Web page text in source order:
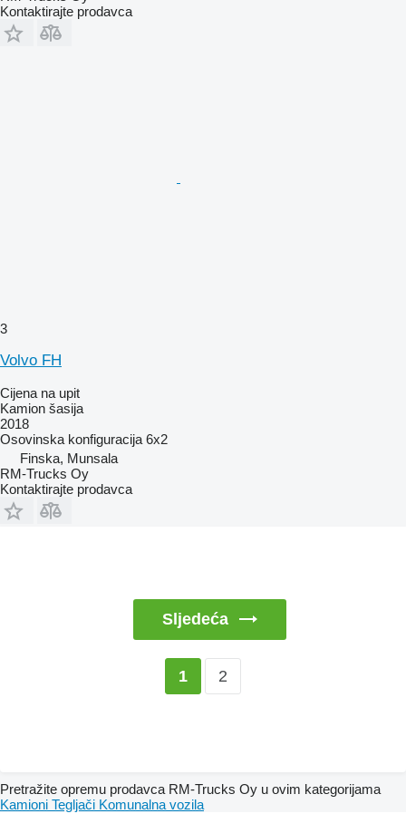
Kontaktirajte prodavca
3
Volvo FH
Cijena na upit
Kamion šasija
2018
Osovinska konfiguracija 6x2
Finska, Munsala
RM-Trucks Oy
Kontaktirajte prodavca
Sljedeća
1 2
Pretražite opremu prodavca RM-Trucks Oy u ovim kategorijama
Kamioni Tegljači Komunalna vozila